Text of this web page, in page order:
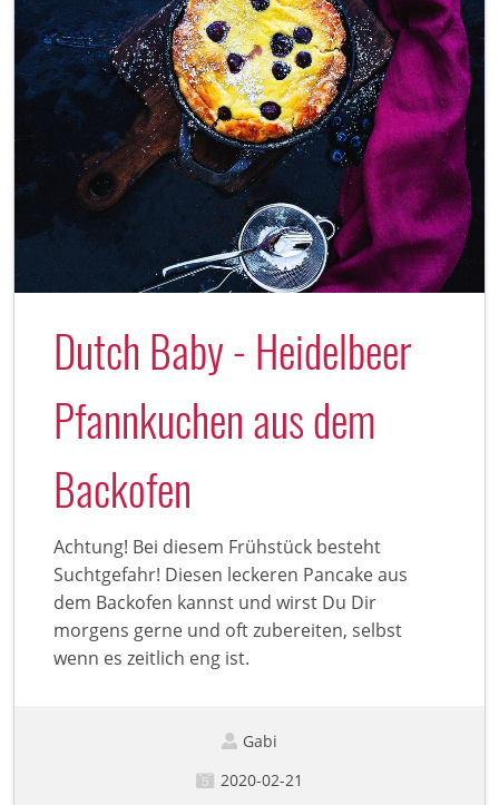
Dutch Baby - Heidelbeer
Pfannkuchen aus dem
Backofen
Achtung! Bei diesem Frühstück besteht
Suchtgefahr! Diesen leckeren Pancake aus
dem Backofen kannst und wirst Du Dir
morgens gerne und oft zubereiten, selbst
wenn es zeitlich eng ist.
Gabi
2020-02-21